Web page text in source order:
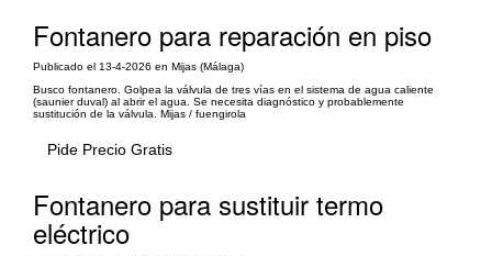
Fontanero para reparación en piso
Publicado el 13-4-2026 en Mijas (Málaga)
Busco fontanero. Golpea la válvula de tres vías en el sistema de agua caliente
(saunier duval) al abrir el agua. Se necesita diagnóstico y probablemente
sustitución de la válvula. Mijas / fuengirola
Pide Precio Gratis
Fontanero para sustituir termo
eléctrico